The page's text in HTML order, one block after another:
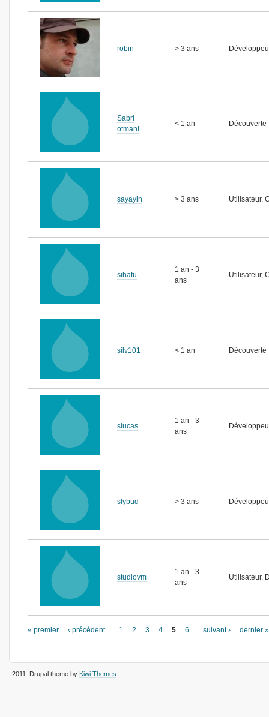
robin > 3 ans
Sabri
otmani
< 1 an Découverte
sayayin > 3 ans Utilisateur,
sihafu
1 an - 3
ans
Utilisateur,
silv101 < 1 an Découverte
slucas
1 an - 3
ans
slybud > 3 ans
studiovm
1 an - 3
ans
Utilisateur,
Pages
« premier ‹ précédent 1 2 3 4 5 6 suivant › dernier »
2011 . Drupal theme by Kiwi Themes